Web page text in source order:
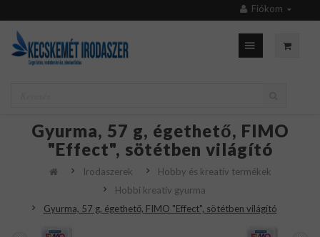
Fiókom
Gyurma, 57 g, égethető, FIMO
"Effect", sötétben világító
Irodaszerek
Hobby és kreatív termékek
Hobbi kreatív gyurma
Gyurma, 57 g, égethető, FIMO "Effect", sötétben világító